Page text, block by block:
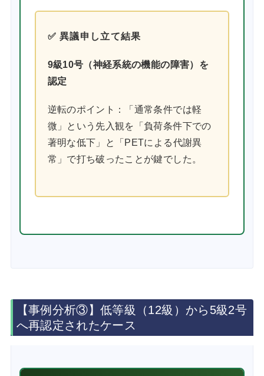
✅ 異議申し立て結果
9級10号（神経系統の機能の障害）を
認定
逆転のポイント：「通常条件では軽
微」という先入観を「負荷条件下での
著明な低下」と「PETによる代謝異
常」で打ち破ったことが鍵でした。
【事例分析③】低等級（12級）から5級2号
へ再認定されたケース